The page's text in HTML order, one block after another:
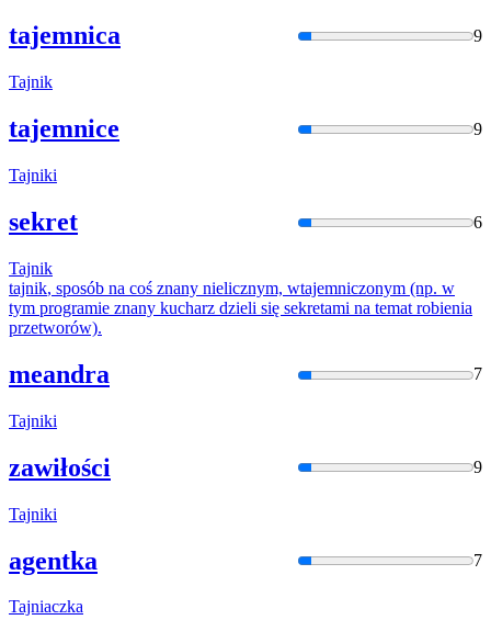
tajemnica 9
Tajnik
tajemnice 9
Tajniki
sekret 6
Tajnik
tajnik, sposób na coś znany nielicznym, wtajemniczonym (np. w
tym programie znany kucharz dzieli się sekretami na temat robienia
przetworów).
meandra 7
Tajniki
zawiłości 9
Tajniki
agentka 7
Tajniaczka